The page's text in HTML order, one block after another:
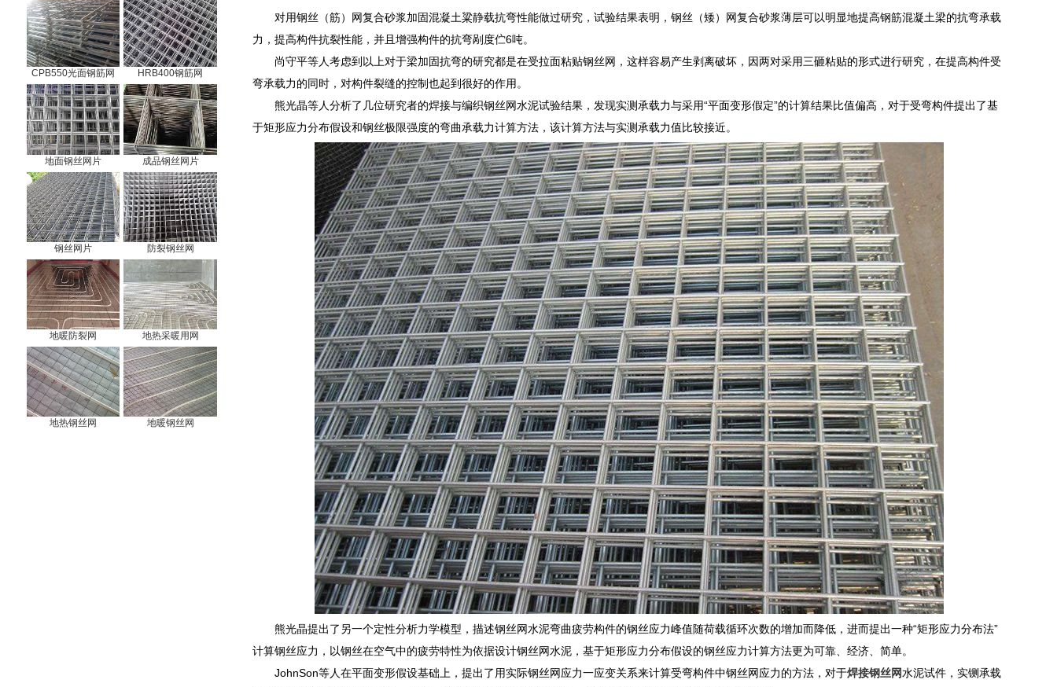
CPB550光面钢筋网 HRB400钢筋网
地面钢丝网片 成品钢丝网片
钢丝网片 防裂钢丝网
地暖防裂网 地热采暖用网
地热钢丝网 地暖钢丝网
对用钢丝（筋）网复合砂浆加固混凝土粱静载抗弯性能做过研究，试验结果表明，钢丝（矮）网复合砂浆薄层可以明显地提高钢筋混凝土梁的抗弯承载
力，提高构件抗裂性能，并且增强构件的抗弯剐度伫6吨。
尚守平等人考虑到以上对于梁加固抗弯的研究都是在受拉面粘贴钢丝网，这样容易产生剥离破坏，因两对采用三砸粘贴的形式进行研究，在提高构件受
弯承载力的同时，对构件裂缝的控制也起到很好的作用。
熊光晶等人分析了几位研究者的焊接与编织钢丝网水泥试验结果，发现实测承载力与采用“平面变形假定”的计算结果比值偏高，对于受弯构件提出了基
于矩形应力分布假设和钢丝极限强度的弯曲承载力计算方法，该计算方法与实测承载力值比较接近。
熊光晶提出了另一个定性分析力学模型，描述钢丝网水泥弯曲疲劳构件的钢丝应力峰值随荷载循环次数的增加而降低，进而提出一种“矩形应力分布法”
计算钢丝应力，以钢丝在空气中的疲劳特性为依据设计钢丝网水泥，基于矩形应力分布假设的钢丝应力计算方法更为可靠、经济、简单。
JohnSon等人在平面变形假设基础上，提出了用实际钢丝网应力一应变关系来计算受弯构件中钢丝网应力的方法，对于焊接钢丝网水泥试件，实铡承载